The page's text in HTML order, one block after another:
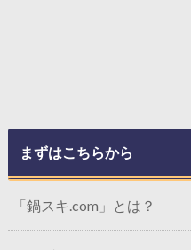
まずはこちらから
「鍋スキ.com」とは？